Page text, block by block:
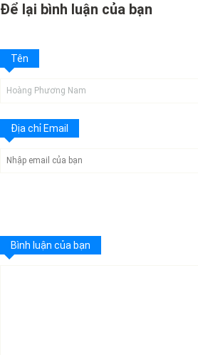
Để lại bình luận của bạn
Tên
Địa chỉ Email
Bình luận của bạn